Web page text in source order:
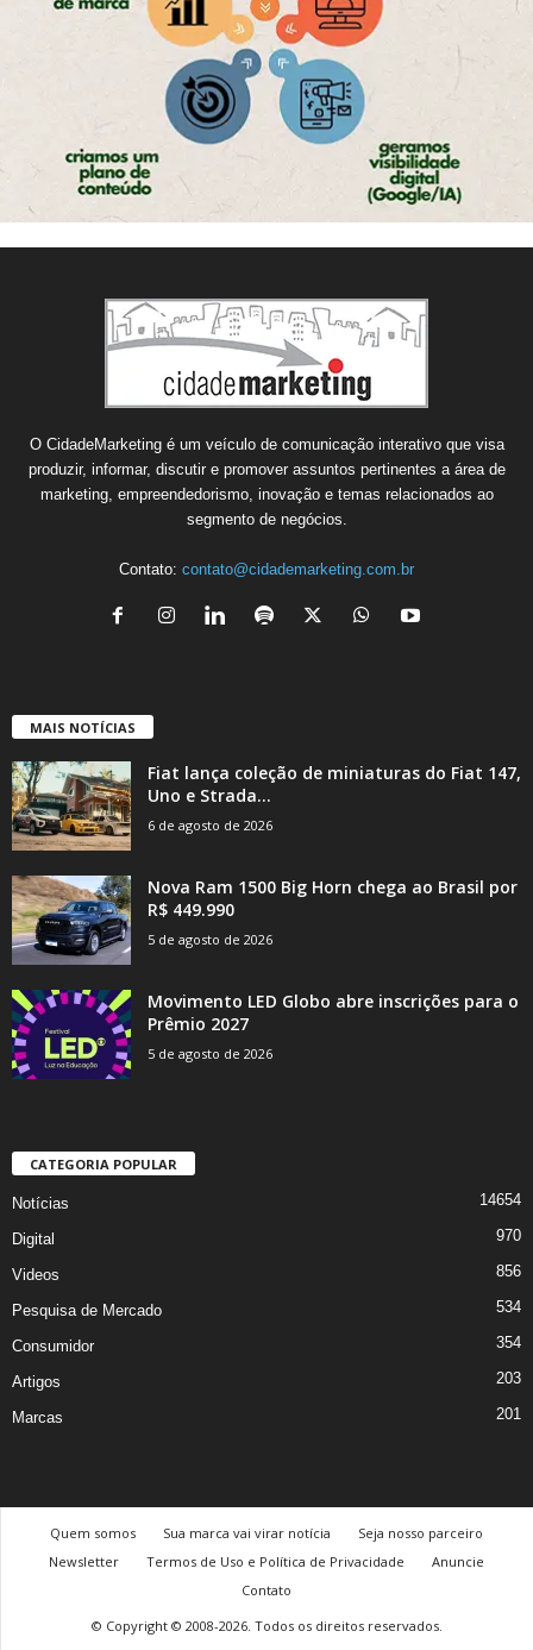
O CidadeMarketing é um veículo de comunicação interativo que visa
produzir, informar, discutir e promover assuntos pertinentes a área de
marketing, empreendedorismo, inovação e temas relacionados ao
segmento de negócios.
Contato: contato@cidademarketing.com.br
MAIS NOTÍCIAS
Fiat lança coleção de miniaturas do Fiat 147,
Uno e Strada...
6 de agosto de 2026
Nova Ram 1500 Big Horn chega ao Brasil por
R$ 449.990
5 de agosto de 2026
Movimento LED Globo abre inscrições para o
Prêmio 2027
5 de agosto de 2026
CATEGORIA POPULAR
Notícias 14654
Digital 970
Videos 856
Pesquisa de Mercado 534
Consumidor 354
Artigos 203
Marcas 201
Quem somos Sua marca vai virar notícia
Seja nosso parceiro
Newsletter
Termos de Uso e Política de Privacidade
Anuncie
Contato
© Copyright © 2008-2026. Todos os direitos reservados.